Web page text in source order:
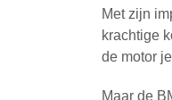
Met zijn
krachtige
de motor
Maar de